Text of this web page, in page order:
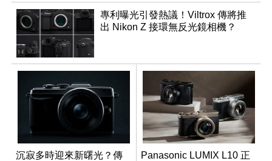
專利曝光引發熱議！Viltrox 傳將推
出 Nikon Z 接環無反光鏡相機？
沉寂多時迎來新曙光？傳
Panasonic LUMIX L10 正